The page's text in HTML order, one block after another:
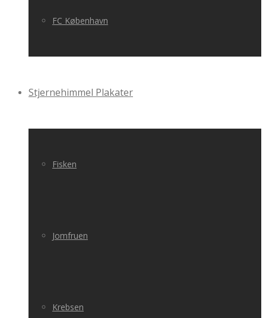
FC København
Stjernehimmel Plakater
Fisken
Jomfruen
Krebsen